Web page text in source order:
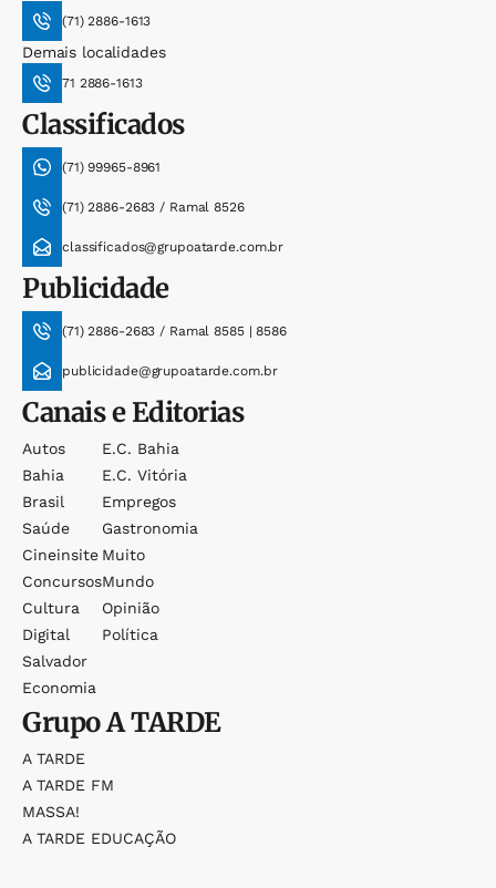
(71) 2886-1613
Demais localidades
71 2886-1613
Classificados
(71) 99965-8961
(71) 2886-2683 / Ramal 8526
classificados@grupoatarde.com.br
Publicidade
(71) 2886-2683 / Ramal 8585 | 8586
publicidade@grupoatarde.com.br
Canais e Editorias
Autos
Bahia
Brasil
Saúde
Cineinsite
Concursos
Cultura
Digital
Salvador
Economia
E.c. Bahia
E.c. Vitória
Empregos
Gastronomia
Muito
Mundo
Opinião
Política
GrupoA TARDE
A TARDE
A TARDE FM
MASSA!
A TARDE EDUCAÇÃO